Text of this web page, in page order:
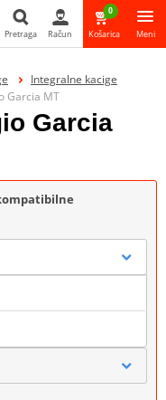
Pretraga
Pretraga Račun
0
Košarica Meni
Integralne kacige
Garcia MT
Garcia